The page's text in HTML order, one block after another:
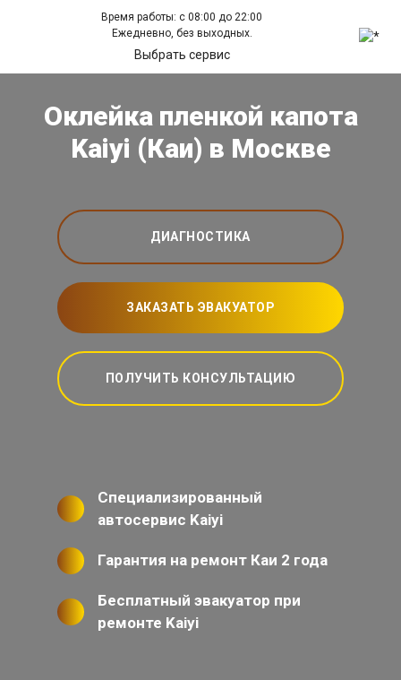
Время работы: с 08:00 до 22:00
Ежедневно, без выходных.
Выбрать сервис
Оклейка пленкой капота
Kaiyi (Каи) в Москве
ДИАГНОСТИКА
ЗАКАЗАТЬ ЭВАКУАТОР
ПОЛУЧИТЬ КОНСУЛЬТАЦИЮ
Специализированный
автосервис Kaiyi
Гарантия на ремонт Каи 2 года
Бесплатный эвакуатор при
ремонте Kaiyi